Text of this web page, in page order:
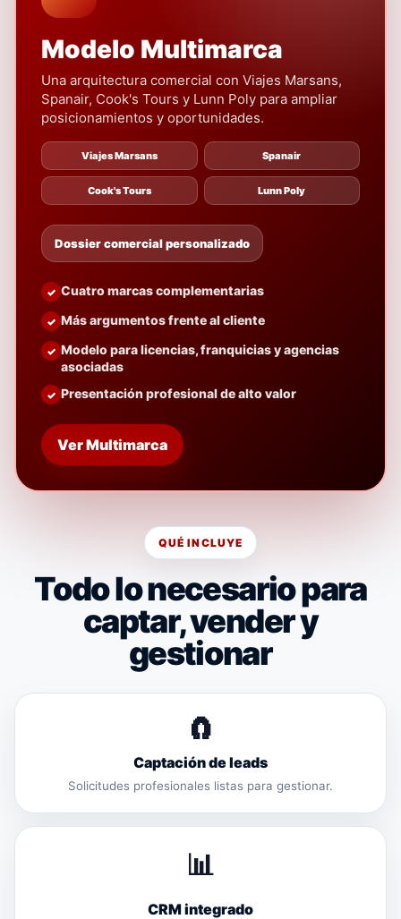
Modelo Multimarca
Una arquitectura comercial con Viajes Marsans,
Spanair, Cook's Tours y Lunn Poly para ampliar
posicionamientos y oportunidades.
Viajes Marsans Spanair
Cook's Tours Lunn Poly
Dossier comercial personalizado
Cuatro marcas complementarias
Más argumentos frente al cliente
Modelo para licencias, franquicias y agencias
asociadas
Presentación profesional de alto valor
Ver Multimarca
QUÉ INCLUYE
Todo lo necesario para
captar, vender y
gestionar
🧲
Captación de leads
Solicitudes profesionales listas para gestionar.
📊
CRM integrado